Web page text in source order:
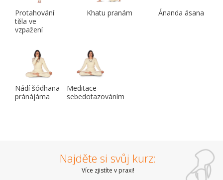
Protahování
těla ve
vzpažení
Khatu pranám Ánanda ásana
Nádí šódhana
pránájáma
Meditace
sebedotazováním
Najděte si svůj kurz:
Více zjistíte v praxi!